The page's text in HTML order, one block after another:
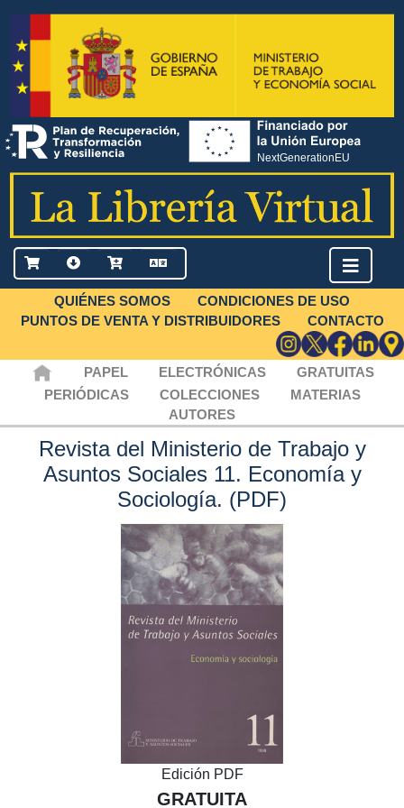
QUIÉNES SOMOS
CONDICIONES DE USO
PUNTOS DE VENTA Y DISTRIBUIDORES
CONTACTO
PAPEL ELECTRÓNICAS
GRATUITAS
PERIÓDICAS
COLECCIONES
MATERIAS
AUTORES
Revista del Ministerio de Trabajo y
Asuntos Sociales 11. Economía y
Sociología. (PDF)
Edición PDF
GRATUITA